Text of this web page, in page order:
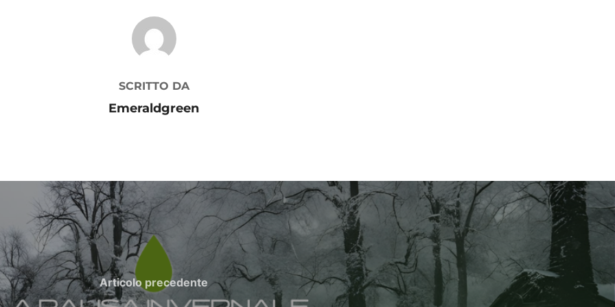
AUTORE DELL'ARTICOLO
SCRITTO DA
Emeraldgreen
Articolo
precedente
Articolo precedente